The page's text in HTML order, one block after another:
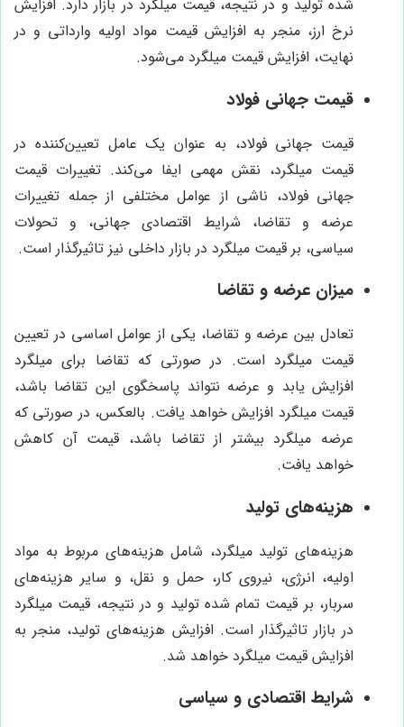
شده تولید و در نتیجه، قیمت میلگرد در بازار دارد. افزایش
نرخ ارز، منجر به افزایش قیمت مواد اولیه وارداتی و در
نهایت، افزایش قیمت میلگرد می‌شود.
قیمت جهانی فولاد
قیمت جهانی فولاد، به عنوان یک عامل تعیین‌کننده در
قیمت میلگرد، نقش مهمی ایفا می‌کند. تغییرات قیمت
جهانی فولاد، ناشی از عوامل مختلفی از جمله تغییرات
عرضه و تقاضا، شرایط اقتصادی جهانی، و تحولات
سیاسی، بر قیمت میلگرد در بازار داخلی نیز تاثیرگذار است.
میزان عرضه و تقاضا
تعادل بین عرضه و تقاضا، یکی از عوامل اساسی در تعیین
قیمت میلگرد است. در صورتی که تقاضا برای میلگرد
افزایش یابد و عرضه نتواند پاسخگوی این تقاضا باشد،
قیمت میلگرد افزایش خواهد یافت. بالعکس، در صورتی که
عرضه میلگرد بیشتر از تقاضا باشد، قیمت آن کاهش
خواهد یافت.
هزینه‌های تولید
هزینه‌های تولید میلگرد، شامل هزینه‌های مربوط به مواد
اولیه، انرژی، نیروی کار، حمل و نقل، و سایر هزینه‌های
سربار، بر قیمت تمام شده تولید و در نتیجه، قیمت میلگرد
در بازار تاثیرگذار است. افزایش هزینه‌های تولید، منجر به
افزایش قیمت میلگرد خواهد شد.
شرایط اقتصادی و سیاسی